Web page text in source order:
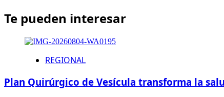
Te pueden interesar
REGIONAL
Plan Quirúrgico de Vesícula transforma la